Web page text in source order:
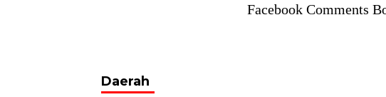
Facebook Comments
Daerah